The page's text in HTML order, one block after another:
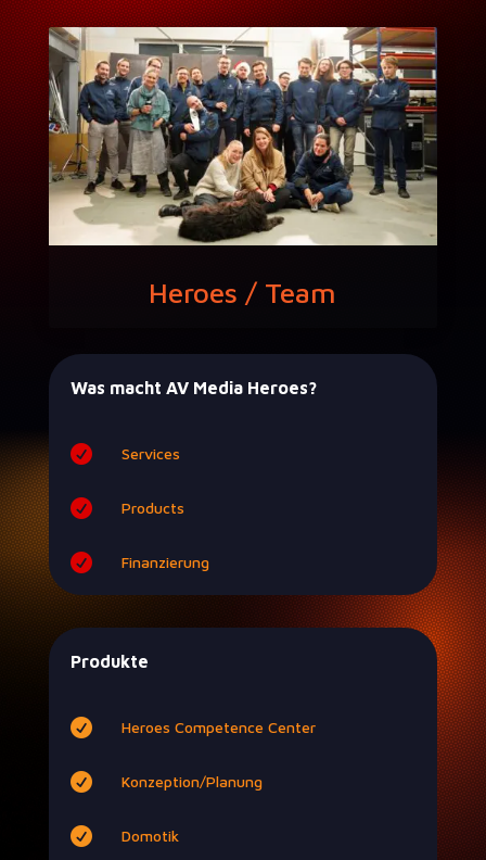
Heroes / Team
Was macht AV Media Heroes?
 Ser­vices
 Prod­ucts
 Finanzierung
Produkte
 Heroes Com­pe­tence Center
 Konzeption/Planung
 Domotik